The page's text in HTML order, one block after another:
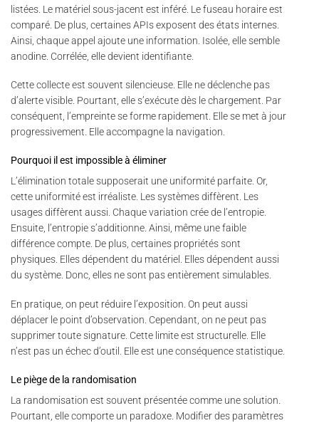
listées. Le matériel sous-jacent est inféré. Le fuseau horaire est
comparé. De plus, certaines APIs exposent des états internes.
Ainsi, chaque appel ajoute une information. Isolée, elle semble
anodine. Corrélée, elle devient identifiante.
Cette collecte est souvent silencieuse. Elle ne déclenche pas
d’alerte visible. Pourtant, elle s’exécute dès le chargement. Par
conséquent, l’empreinte se forme rapidement. Elle se met à jour
progressivement. Elle accompagne la navigation.
Pourquoi il est impossible à éliminer
L’élimination totale supposerait une uniformité parfaite. Or,
cette uniformité est irréaliste. Les systèmes diffèrent. Les
usages diffèrent aussi. Chaque variation crée de l’entropie.
Ensuite, l’entropie s’additionne. Ainsi, même une faible
différence compte. De plus, certaines propriétés sont
physiques. Elles dépendent du matériel. Elles dépendent aussi
du système. Donc, elles ne sont pas entièrement simulables.
En pratique, on peut réduire l’exposition. On peut aussi
déplacer le point d’observation. Cependant, on ne peut pas
supprimer toute signature. Cette limite est structurelle. Elle
n’est pas un échec d’outil. Elle est une conséquence statistique.
Le piège de la randomisation
La randomisation est souvent présentée comme une solution.
Pourtant, elle comporte un paradoxe. Modifier des paramètres